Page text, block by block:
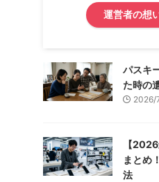
運営者の想
パスキ
た時の
2026/
【
まとめ
法